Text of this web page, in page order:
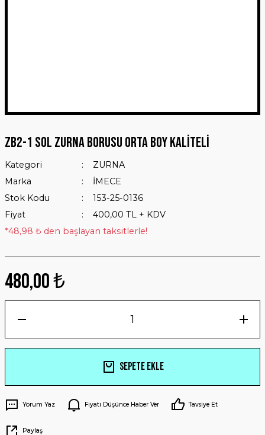
ZB2-1 SOL ZURNA BORUSU ORTA BOY KALİTELİ
Kategori
ZURNA
Marka
İMECE
Stok Kodu
153-25-0136
Fiyat
400,00 TL + KDV
*48,98 ₺ den başlayan taksitlerle!
480,00 ₺
Sepete Ekle
Yorum Yaz Fiyatı Düşünce Haber Ver Tavsiye Et
Paylaş